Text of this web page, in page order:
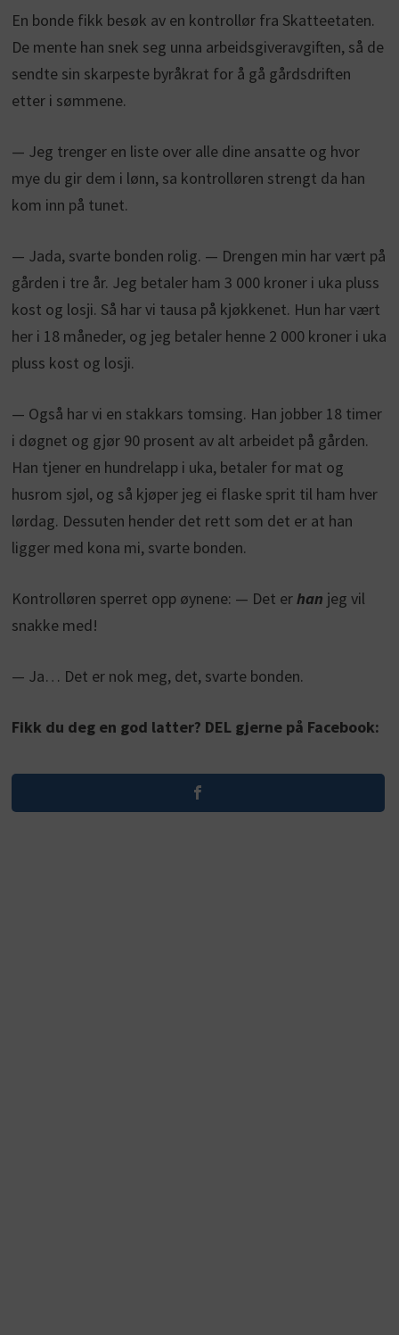
En bonde fikk besøk av en kontrollør fra Skatteetaten.
De mente han snek seg unna arbeidsgiveravgiften, så de
sendte sin skarpeste byråkrat for å gå gårdsdriften
etter i sømmene.
— Jeg trenger en liste over alle dine ansatte og hvor
mye du gir dem i lønn, sa kontrolløren strengt da han
kom inn på tunet.
— Jada, svarte bonden rolig. — Drengen min har vært på
gården i tre år. Jeg betaler ham 3 000 kroner i uka pluss
kost og losji. Så har vi tausa på kjøkkenet. Hun har vært
her i 18 måneder, og jeg betaler henne 2 000 kroner i uka
pluss kost og losji.
— Også har vi en stakkars tomsing. Han jobber 18 timer
i døgnet og gjør 90 prosent av alt arbeidet på gården.
Han tjener en hundrelapp i uka, betaler for mat og
husrom sjøl, og så kjøper jeg ei flaske sprit til ham hver
lørdag. Dessuten hender det rett som det er at han
ligger med kona mi, svarte bonden.
Kontrolløren sperret opp øynene: — Det erhan jeg vil
snakke med!
— Ja… Det er nok meg, det, svarte bonden.
Fikk du deg en god latter? DEL gjerne på Facebook: